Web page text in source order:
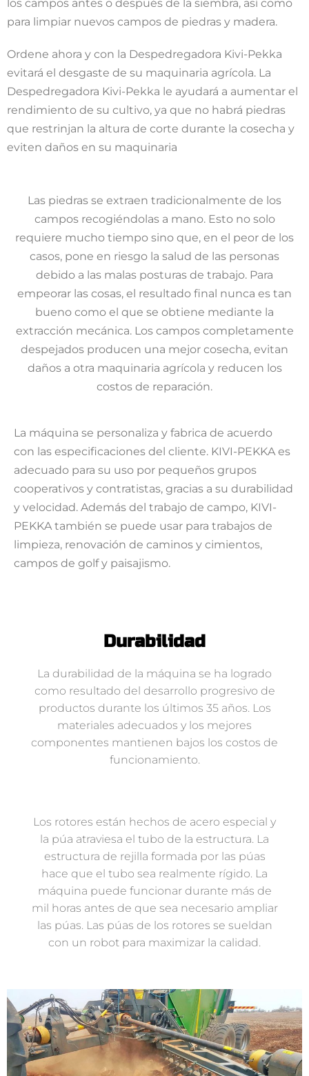
los campos antes o después de la siembra, así como
para limpiar nuevos campos de piedras y madera.
Ordene ahora y con la Despedregadora Kivi-Pekka
evitará el desgaste de su maquinaria agrícola. La
Despedregadora Kivi-Pekka le ayudará a aumentar el
rendimiento de su cultivo, ya que no habrá piedras
que restrinjan la altura de corte durante la cosecha y
eviten daños en su maquinaria
Las piedras se extraen tradicionalmente de los
campos recogiéndolas a mano. Esto no solo
requiere mucho tiempo sino que, en el peor de los
casos, pone en riesgo la salud de las personas
debido a las malas posturas de trabajo. Para
empeorar las cosas, el resultado final nunca es tan
bueno como el que se obtiene mediante la
extracción mecánica. Los campos completamente
despejados producen una mejor cosecha, evitan
daños a otra maquinaria agrícola y reducen los
costos de reparación.
La máquina se personaliza y fabrica de acuerdo
con las especificaciones del cliente. KIVI-PEKKA es
adecuado para su uso por pequeños grupos
cooperativos y contratistas, gracias a su durabilidad
y velocidad. Además del trabajo de campo, KIVI-
PEKKA también se puede usar para trabajos de
limpieza, renovación de caminos y cimientos,
campos de golf y paisajismo.
Durabilidad
La durabilidad de la máquina se ha logrado
como resultado del desarrollo progresivo de
productos durante los últimos 35 años. Los
materiales adecuados y los mejores
componentes mantienen bajos los costos de
funcionamiento.
Los rotores están hechos de acero especial y
la púa atraviesa el tubo de la estructura. La
estructura de rejilla formada por las púas
hace que el tubo sea realmente rígido. La
máquina puede funcionar durante más de
mil horas antes de que sea necesario ampliar
las púas. Las púas de los rotores se sueldan
con un robot para maximizar la calidad.